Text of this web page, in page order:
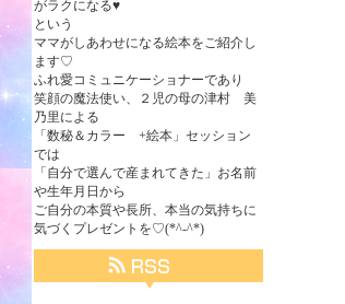
がラクになる♥
という
ママがしあわせになる絵本をご紹介し
ます♡
ふれ愛コミュニケーショナーであり
笑顔の魔法使い、２児の母の津村 美
乃里による
「数秘＆カラー +絵本」セッション
では
「自分で選んで産まれてきた」お名前
や生年月日から
ご自分の本質や長所、本当の気持ちに
気づくプレゼントを♡(*^-^*)